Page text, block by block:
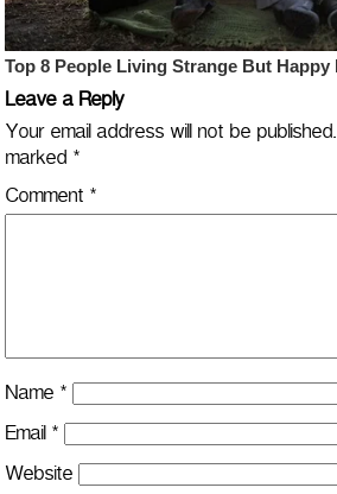
Leave a Reply
Your email address will not be published.
marked *
Comment *
Name *
Email *
Website